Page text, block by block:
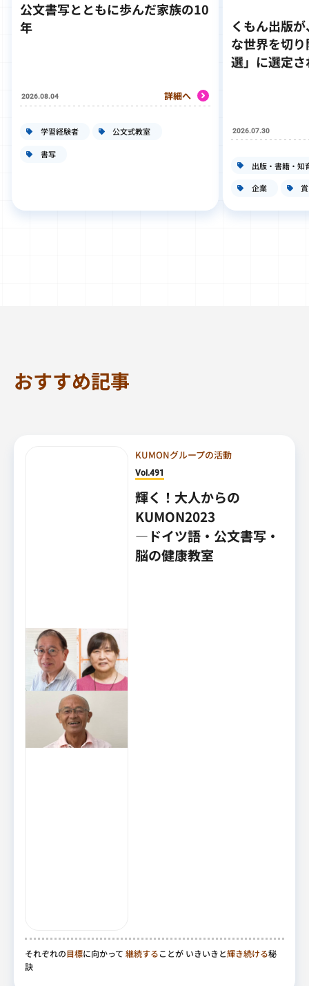
公文書写とともに歩んだ家族の10
年
2026.08.04 詳細へ
学習経験者 公文式教室
書写
くもん出版
な世界を切
選」に選定
2026.07.30
出版・書籍・知
企業 賞
おすすめ記事
KUMONグループの活動
Vol.491
輝く！大人からの
KUMON2023
―ドイツ語・公文書写・
脳の健康教室
それぞれの目標に向かって 継続することが いきいきと輝き続ける秘
訣